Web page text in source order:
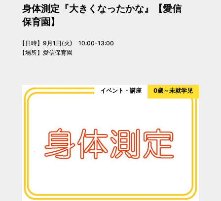
身体測定『大きくなったかな』【愛信
保育園】
【日時】9月1日(火) 10:00-13:00
【場所】愛信保育園
イベント・講座 0歳～未就学児